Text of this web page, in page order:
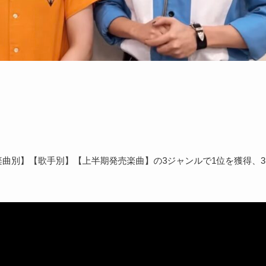
】【歌手別】【上半期発売楽曲】の3ジャンルで1位を獲得、3